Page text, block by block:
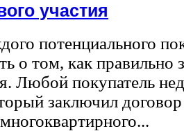
участия
потенциального
о том, как правильно
Любой покупатель
заключил